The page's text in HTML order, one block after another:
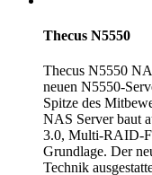
Thecus N5550
Thecus N5550
neuen N5550-
Spitze des
NAS Server baut
3.0, Multi-RAID-
Grundlage. Der
Technik